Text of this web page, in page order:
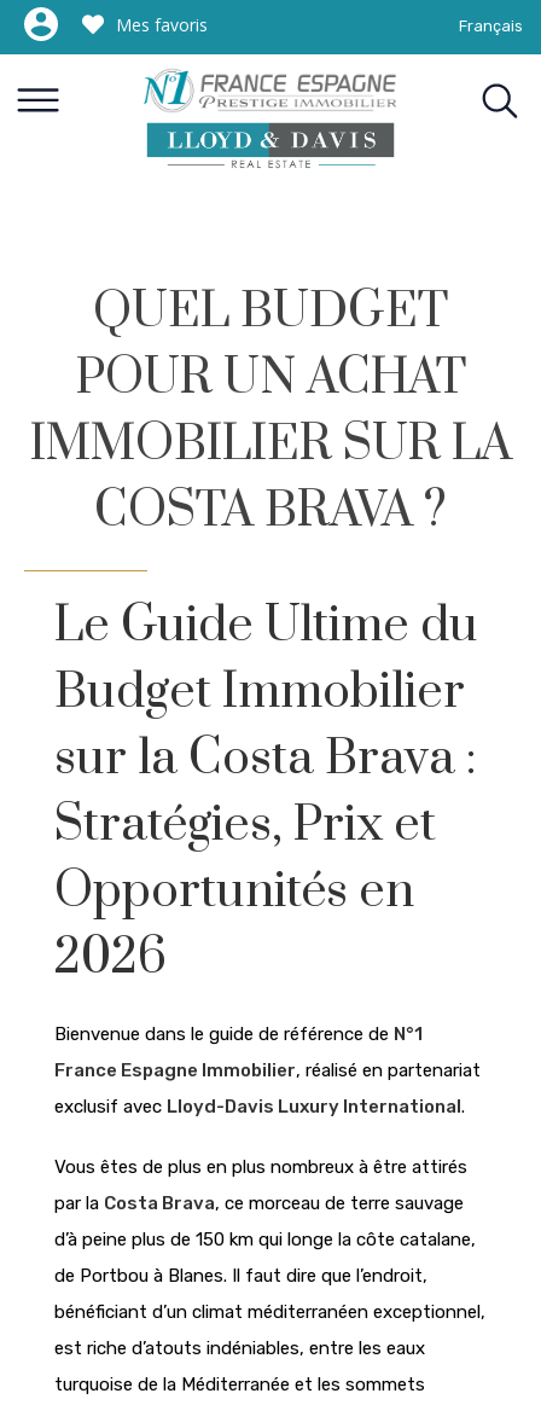
Mes favoris Français
QUEL BUDGET
POUR UN ACHAT
IMMOBILIER SUR LA
COSTA BRAVA ?
Le Guide Ultime du
Budget Immobilier
sur la Costa Brava :
Stratégies, Prix et
Opportunités en
2026
Bienvenue dans le guide de référence de N°1
France Espagne Immobilier, réalisé en partenariat
exclusif avec Lloyd-Davis Luxury International.
Vous êtes de plus en plus nombreux à être attirés
par la Costa Brava, ce morceau de terre sauvage
d’à peine plus de 150 km qui longe la côte catalane,
de Portbou à Blanes. Il faut dire que l’endroit,
bénéficiant d’un climat méditerranéen exceptionnel,
est riche d’atouts indéniables, entre les eaux
turquoise de la Méditerranée et les sommets